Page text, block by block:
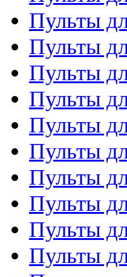
Пульты
Пульты
Пульты
Пульты
Пульты
Пульты
Пульты
Пульты
Пульты
Пульты